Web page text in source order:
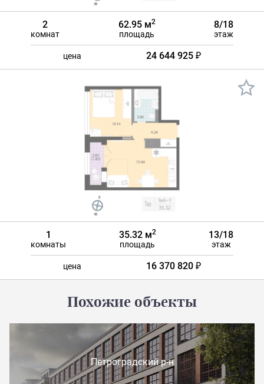
2
комнат
62.95 м2
площадь
8/18
этаж
цена 24 644 925 ₽
1
комнаты
35.32 м2
площадь
13/18
этаж
цена 16 370 820 ₽
Похожие объекты
Петроградский р-н